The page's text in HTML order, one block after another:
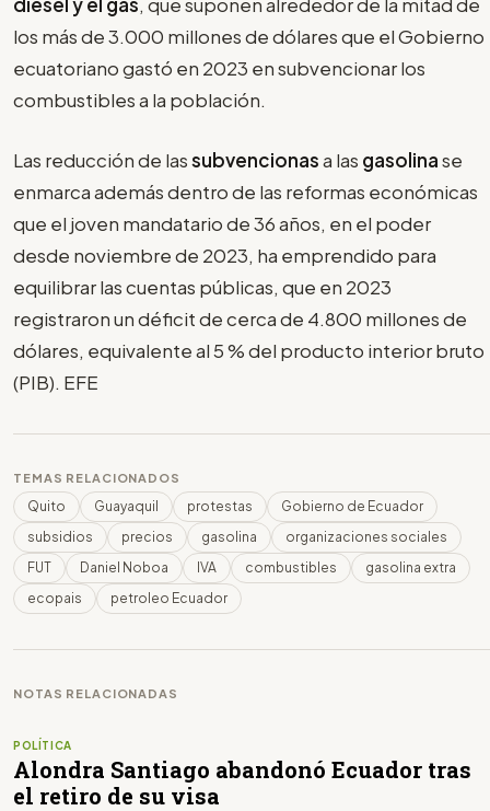
los más de 3.000 millones de dólares que el Gobierno
ecuatoriano gastó en 2023 en subvencionar los
combustibles a la población.
Las reducción de lassubvencionasa las gasolinase
enmarca además dentro de las reformas económicas
que el joven mandatario de 36 años, en el poder
desde noviembre de 2023, ha emprendido para
equilibrar las cuentas públicas, que en 2023
registraron un déficit de cerca de 4.800 millones de
dólares, equivalente al 5 % del producto interior bruto
(PIB). EFE
TEMAS RELACIONADOS
Quito Guayaquil protestas
Gobierno de Ecuador
subsidios
precios gasolina
organizaciones sociales
FUT
Daniel Noboa IVA combustibles
gasolina extra
ecopais
petroleo Ecuador
NOTAS RELACIONADAS
POLÍTICA
Alondra Santiago abandonó Ecuador tras
el retiro de su visa